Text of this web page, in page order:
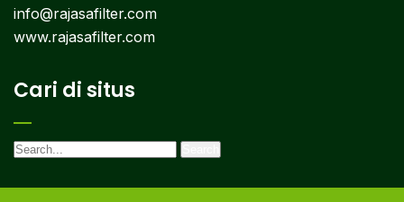
info@rajasafilter.com
www.rajasafilter.com
Cari di situs